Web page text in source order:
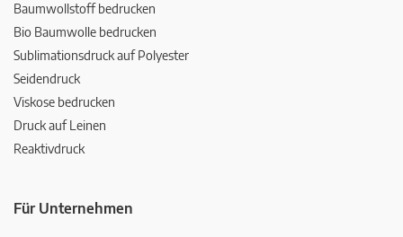
Baumwollstoff bedrucken
Bio Baumwolle bedrucken
Sublimationsdruck auf Polyester
Seidendruck
Viskose bedrucken
Druck auf Leinen
Reaktivdruck
Für Unternehmen